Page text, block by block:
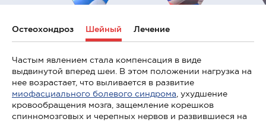
Остеохондроз Шейный Лечение
Частым явлением стала компенсация в виде
выдвинутой вперед шеи. В этом положении нагрузка на
нее возрастает, что выливается в развитие
миофасциального болевого синдрома , ухудшение
кровообращения мозга, защемление корешков
спинномозговых и черепных нервов и развившиеся на